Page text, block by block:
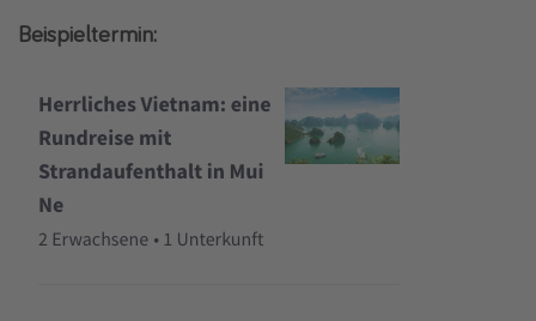
Beispieltermin: